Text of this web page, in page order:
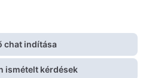
chat indítása
ismételt kérdések